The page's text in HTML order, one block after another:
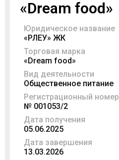
«Dream food»
Юридическое название
«ӨРЛЕУ» ЖК
Торговая марка
«Dream food»
Вид деятельности
Общественное питание
Регистрационный номер
№ 001053/2
Дата получения
05.06.2025
Дата завершения
13.03.2026